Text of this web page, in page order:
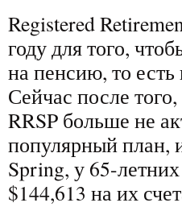
Registered
году для того,
на пенсию, то есть
Сейчас после
RRSP больше не
популярный план,
Spring, у 65-
$144,613 на их